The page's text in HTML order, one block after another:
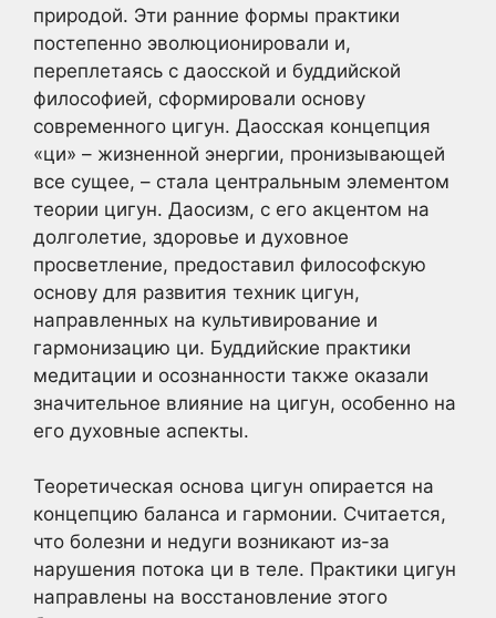
природой. Эти ранние формы практики
постепенно эволюционировали и,
переплетаясь с даосской и буддийской
философией, сформировали основу
современного цигун. Даосская концепция
«ци» – жизненной энергии, пронизывающей
все сущее, – стала центральным элементом
теории цигун. Даосизм, с его акцентом на
долголетие, здоровье и духовное
просветление, предоставил философскую
основу для развития техник цигун,
направленных на культивирование и
гармонизацию ци. Буддийские практики
медитации и осознанности также оказали
значительное влияние на цигун, особенно на
его духовные аспекты.
Теоретическая основа цигун опирается на
концепцию баланса и гармонии. Считается,
что болезни и недуги возникают из-за
нарушения потока ци в теле. Практики цигун
направлены на восстановление этого